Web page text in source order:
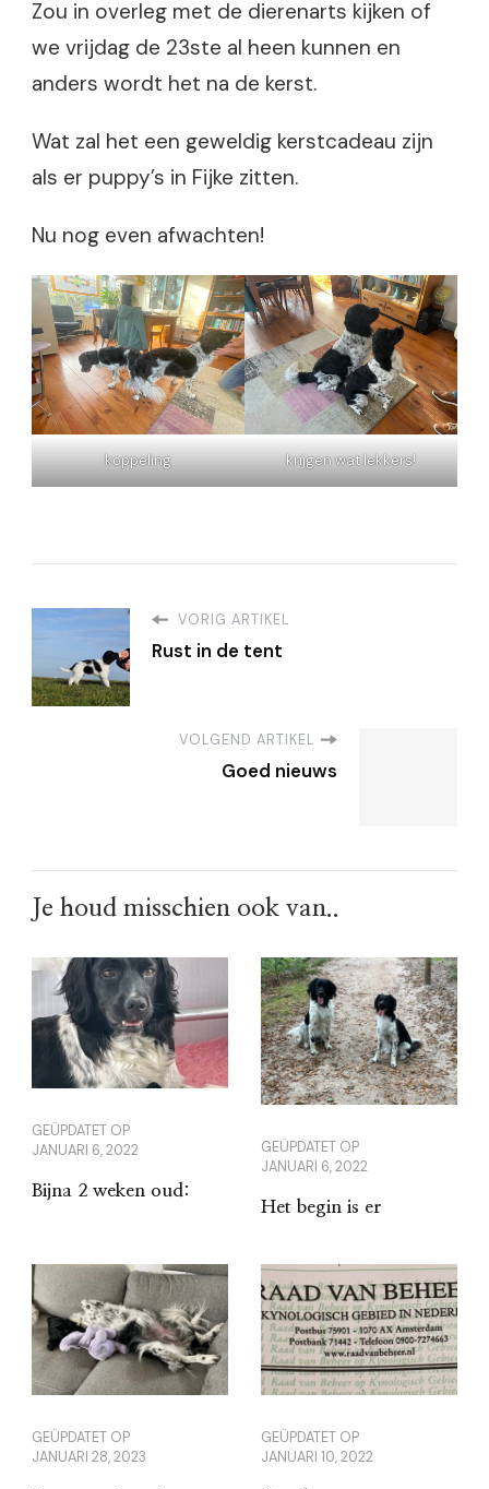
Zou in overleg met de dierenarts kijken of
we vrijdag de 23ste al heen kunnen en
anders wordt het na de kerst.
Wat zal het een geweldig kerstcadeau zijn
als er puppy’s in Fijke zitten.
Nu nog even afwachten!
koppeling krijgen wat lekkers!
VORIG ARTIKEL
Rust in de tent
VOLGEND ARTIKEL
Goed nieuws
Je houd misschien ook van..
GEÜPDATET OP
JANUARI 6, 2022
Bijna 2 weken oud:
GEÜPDATET OP
JANUARI 6, 2022
Het begin is er
GEÜPDATET OP
JANUARI 28, 2023
GEÜPDATET OP
JANUARI 10, 2022